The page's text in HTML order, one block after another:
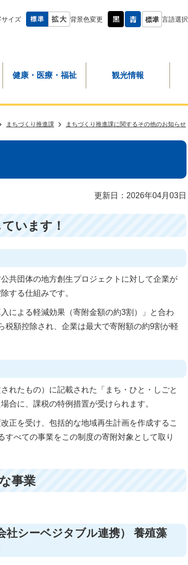
サイズ 背景色変更 言語選択
健康・医療・福祉 観光情報
まちづくり推進課 まちづくり推進課に関するその他のお知らせ
更新日：2026年04月03日
います！
共団体の地方創生プロジェクトに対して企業が
する仕組みです。
による軽減効果（寄附金額の約3割）」と合わ
額控除され、企業は最大で寄附額の約9割が軽
れたもの）に記載された「まち・ひと・しごと
合に、課税の特例措置が受けられます。
正を受け、包括的な地域再生計画を作成するこ
べての事業をこの制度の寄附対象として取り
事業
社シーベジタブル連携） 養殖藻